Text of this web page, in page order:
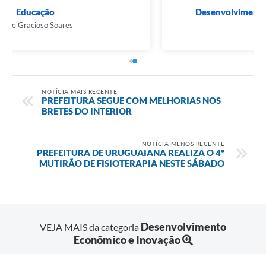
Desenvolvimento Econômico e Inovação
NOTÍCIA MAIS RECENTE
PREFEITURA SEGUE COM MELHORIAS NOS
BRETES DO INTERIOR
NOTÍCIA MENOS RECENTE
PREFEITURA DE URUGUAIANA REALIZA O 4º
MUTIRÃO DE FISIOTERAPIA NESTE SÁBADO
VEJA MAIS da categoria Desenvolvimento
Econômico e Inovação